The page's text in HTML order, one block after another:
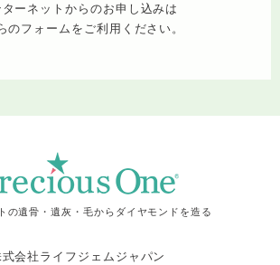
ターネットからのお申し込みは
のフォームをご利用ください。
の遺骨・遺灰・毛からダイヤモンドを造る
式会社ライフジェムジャパン